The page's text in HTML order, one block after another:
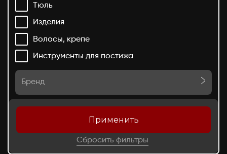
Тюль
Изделия
Волосы, крепе
Инструменты для постижа
Бренд
Применить
Сбросить фильтры